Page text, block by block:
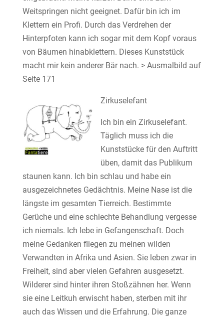
Weitspringen nicht geeignet. Dafür bin ich im
Klettern ein Profi. Durch das Verdrehen der
Hinterpfoten kann ich sogar mit dem Kopf voraus
von Bäumen hinabklettern. Dieses Kunststück
macht mir kein anderer Bär nach. > Ausmalbild auf
Seite 171
Zirkuselefant
Ich bin ein Zirkuselefant.
Täglich muss ich die
Kunststücke für den Auftritt
üben, damit das Publikum
staunen kann. Ich bin schlau und habe ein
ausgezeichnetes Gedächtnis. Meine Nase ist die
längste im gesamten Tierreich. Bestimmte
Gerüche und eine schlechte Behandlung vergesse
ich niemals. Ich lebe in Gefangenschaft. Doch
meine Gedanken fliegen zu meinen wilden
Verwandten in Afrika und Asien. Sie leben zwar in
Freiheit, sind aber vielen Gefahren ausgesetzt.
Wilderer sind hinter ihren Stoßzähnen her. Wenn
sie eine Leitkuh erwischt haben, sterben mit ihr
auch das Wissen und die Erfahrung. Die ganze